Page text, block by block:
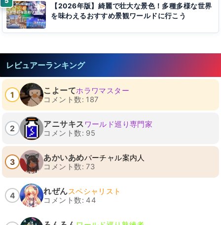
【2026年版】綺麗で壮大な景色！多種多様な世界
を味わえるおすすめ景観ワールドに行こう
レビュアーランキング
1 こよーてホラワマスター
コメント数: 187
2 アニサキス ワールド巡り専門家
コメント数: 95
3 あかいあめバーチャル案内人
コメント数: 73
4 れぜんスペシャリスト
コメント数: 44